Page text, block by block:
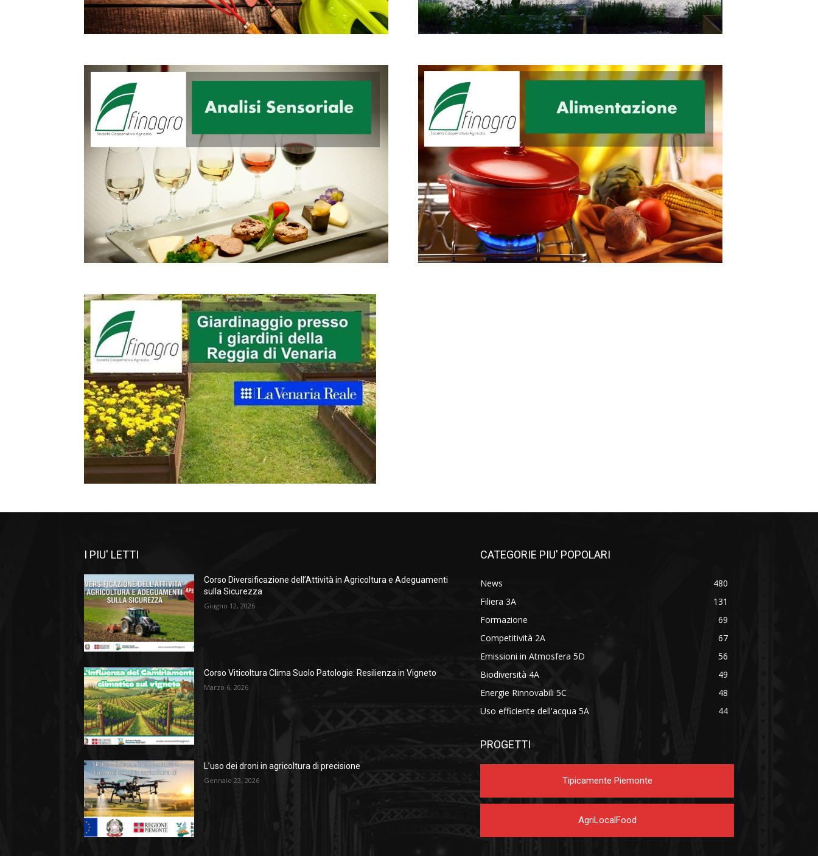
I PIU' LETTI
Corso Diversificazione dell’Attività in Agricoltura e Adeguamenti
sulla Sicurezza
Giugno 12, 2026
Corso Viticoltura Clima Suolo Patologie: Resilienza in Vigneto
Marzo 6, 2026
L’uso dei droni in agricoltura di precisione
Gennaio 23, 2026
CATEGORIE PIU' POPOLARI
News
480
Filiera 3A
131
Formazione
69
Competitività 2A
67
Emissioni in Atmosfera 5D
56
Biodiversità 4A
49
Energie Rinnovabili 5C
48
Uso efficiente dell'acqua 5A
44
PROGETTI
Tipicamente Piemonte
AgriLocalFood